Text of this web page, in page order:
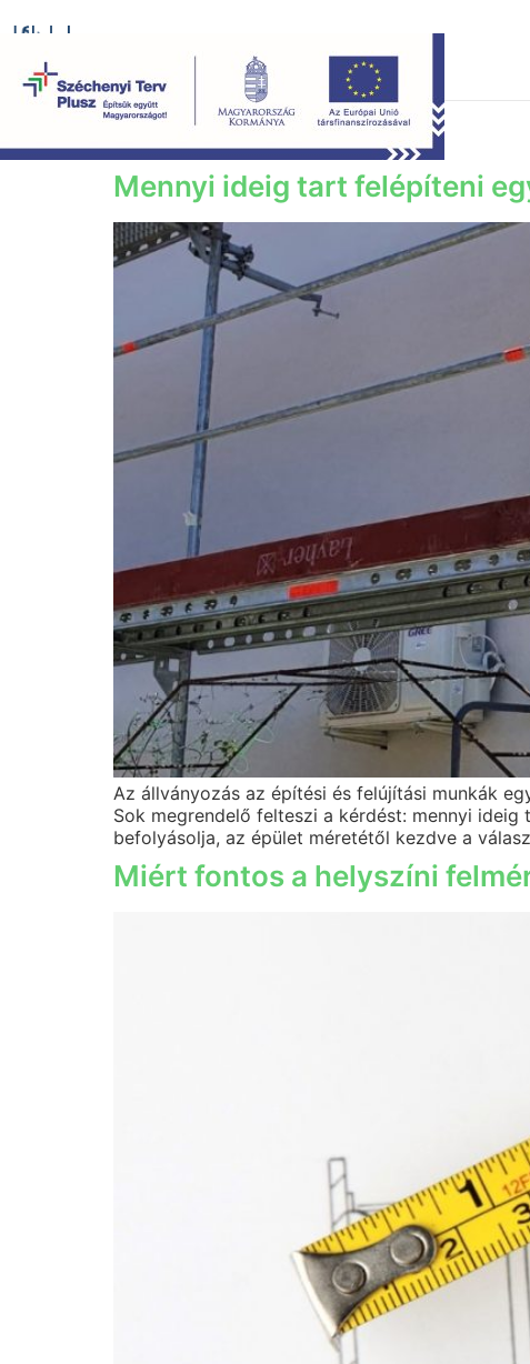
Kategória: Blog
Mennyi ideig tart felépíteni
Az állványozás az építési és felújítási munkák
Sok megrendelő felteszi a kérdést: mennyi
befolyásolja, az épület méretétől kezdve a
Miért fontos a helyszíni